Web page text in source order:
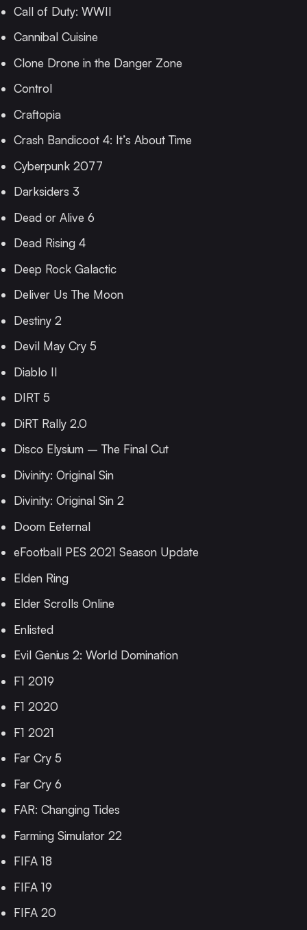
Call of Duty: WWII
Cannibal Cuisine
Clone Drone in the Danger Zone
Control
Craftopia
Crash Bandicoot 4: It’s About Time
Cyberpunk 2077
Darksiders 3
Dead or Alive 6
Dead Rising 4
Deep Rock Galactic
Deliver Us The Moon
Destiny 2
Devil May Cry 5
Diablo II
DIRT 5
DiRT Rally 2.0
Disco Elysium – The Final Cut
Divinity: Original Sin
Divinity: Original Sin 2
Doom Eeternal
eFootball PES 2021 Season Update
Elden Ring
Elder Scrolls Online
Enlisted
Evil Genius 2: World Domination
F1 2019
F1 2020
F1 2021
Far Cry 5
Far Cry 6
FAR: Changing Tides
Farming Simulator 22
FIFA 18
FIFA 19
FIFA 20